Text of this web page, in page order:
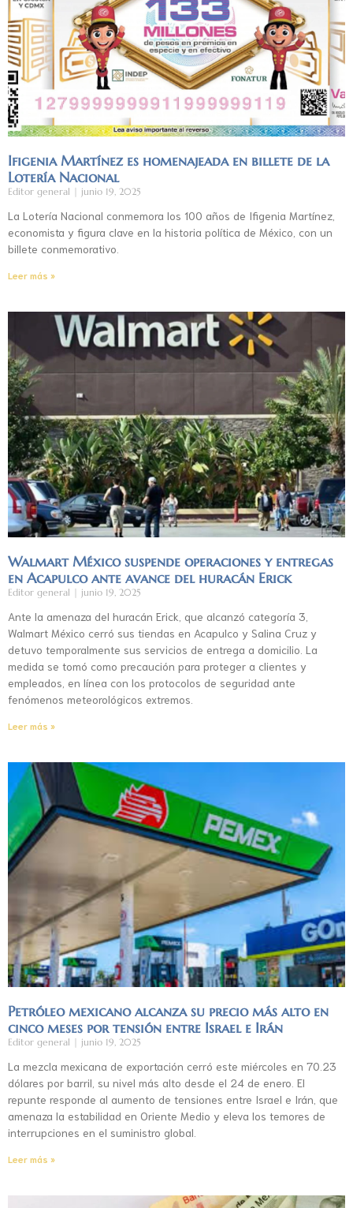
Ifigenia Martínez es homenajeada en billete de la
Lotería Nacional
Editor general junio 19, 2025
La Lotería Nacional conmemora los 100 años de Ifigenia Martínez,
economista y figura clave en la historia política de México, con un
billete conmemorativo.
Leer más »
Walmart México suspende operaciones y entregas
en Acapulco ante avance del huracán Erick
Editor general junio 19, 2025
Ante la amenaza del huracán Erick, que alcanzó categoría 3,
Walmart México cerró sus tiendas en Acapulco y Salina Cruz y
detuvo temporalmente sus servicios de entrega a domicilio. La
medida se tomó como precaución para proteger a clientes y
empleados, en línea con los protocolos de seguridad ante
fenómenos meteorológicos extremos.
Leer más »
Petróleo mexicano alcanza su precio más alto en
cinco meses por tensión entre Israel e Irán
Editor general junio 19, 2025
La mezcla mexicana de exportación cerró este miércoles en 70.23
dólares por barril, su nivel más alto desde el 24 de enero. El
repunte responde al aumento de tensiones entre Israel e Irán, que
amenaza la estabilidad en Oriente Medio y eleva los temores de
interrupciones en el suministro global.
Leer más »